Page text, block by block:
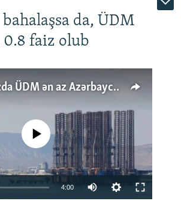
da, ÜDM
0.8 faiz olub
Cənubi Qafqazda ÜDM ən az Azərbaycanda artır: Qonşuları niyə Bakını qabaqlaya bilir?
source currently available
4:00